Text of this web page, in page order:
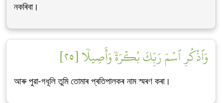
নকৰিবা।
وَٱذۡكُرِ ٱسۡمَ رَبِّكَ بُكۡرَةٗ وَأَصِيلٗا [٢٥]
আৰু পুৱা-গধূলি তুমি তোমাৰ প্ৰতিপালকৰ নাম স্মৰণ কৰা।